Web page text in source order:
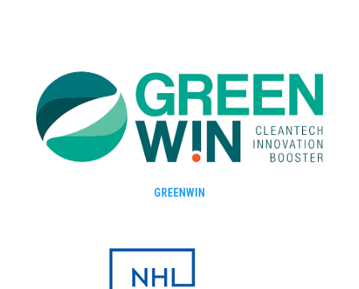
GREENWIN